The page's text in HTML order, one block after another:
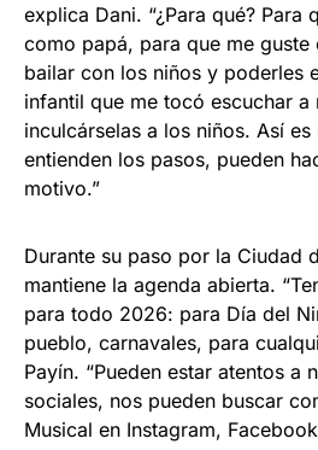
explica Dani. “¿Para qué? Para
como papá, para que me guste
bailar con los niños y poderles
infantil que me tocó escuchar a
inculcárselas a los niños. Así
entienden los pasos, pueden
motivo.”
Durante su paso por la Ciudad
mantiene la agenda abierta.
para todo 2026: para Día del
pueblo, carnavales, para
Payín. “Pueden estar atentos a
sociales, nos pueden buscar
Musical en Instagram,